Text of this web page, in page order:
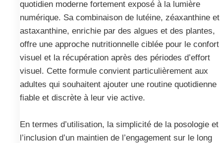
quotidien moderne fortement exposé à la lumière
numérique. Sa combinaison de lutéine, zéaxanthine et
astaxanthine, enrichie par des algues et des plantes,
offre une approche nutritionnelle ciblée pour le confort
visuel et la récupération après des périodes d’effort
visuel. Cette formule convient particulièrement aux
adultes qui souhaitent ajouter une routine quotidienne
fiable et discrète à leur vie active.
En termes d’utilisation, la simplicité de la posologie et
l’inclusion d’un maintien de l’engagement sur le long